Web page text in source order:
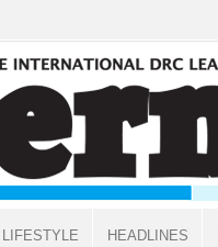
LIFESTYLE HEADLINES